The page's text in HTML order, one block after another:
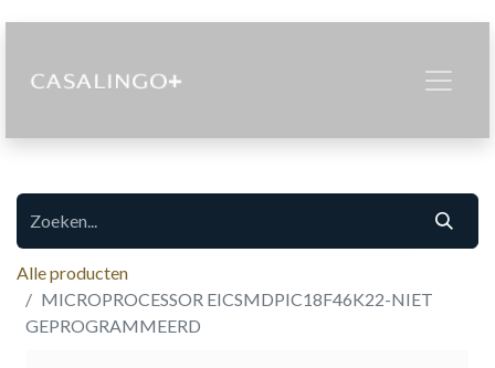
Alle producten
MICROPROCESSOR EICSMDPIC18F46K22-NIET
GEPROGRAMMEERD